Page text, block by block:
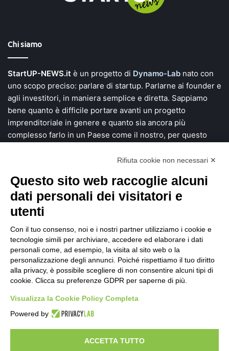
Chi siamo
StartUP-NEWS.it è un progetto di Dynamo-Lab nato con
uno scopo preciso: parlare di startup. Parlarne ai founder e
agli investitori, in maniera semplice e diretta. Sappiamo
bene quanto è difficile portare avanti un progetto
imprenditoriale in genere e quanto sia ancora più
complesso farlo in un Paese come il nostro, per questo
denaro e una grande fetta di vita alla ricerca di soluzioni
Scopri StartUP News
Chi siamo
Sei un founder?
Sei un investitore?
Comunicazione
Facebook
X LinkedIn
Facebook
Tube
Rifiuta cookie non necessari ✕
Questo sito web raccoglie alcuni
dati personali dei visitatori e
utenti
Con il tuo consenso, noi e i nostri partner utilizziamo i cookie e
tecnologie simili per archiviare, accedere ed elaborare i dati
personali come, ad esempio, la visita al sito web o la
personalizzazione degli annunci. Poiché rispettiamo il tuo diritto
alla privacy, è possibile scegliere di non consentire alcuni tipi di
cookie. Clicca su preferenze GDPR per saperne di più.
Visualizza la Cookie Policy Completa
Powered by
ACCETTA TUTTO